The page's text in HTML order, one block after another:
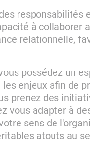
responsabilités
à collaborer
relationnelle,
possédez un
enjeux afin de
prenez des
vous adapter à
sens de
atouts au